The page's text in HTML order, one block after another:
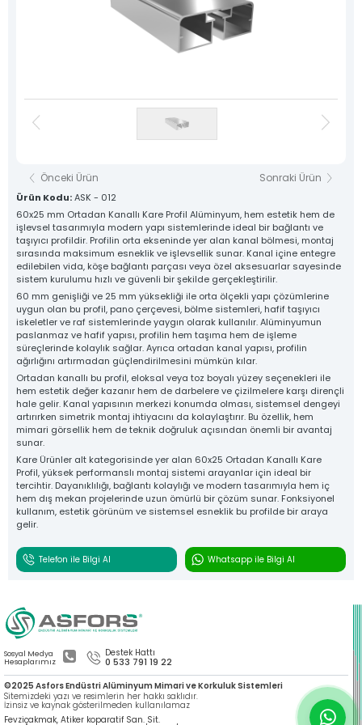
Yuvarlak Sistem Yardımcı Sistem
Lama Sistem Tüm Ürünlerimiz
Asfors Endüstri Alüminyum Mimari ve Korkuluk Sistemleri'ne ait olup izinsiz kullanımı hukuki yaptırıma tabidir.
Önceki Ürün Sonraki Ürün
Ürün Kodu:ASK - 012
60x25 mm Ortadan Kanallı Kare Profil Alüminyum, hem estetik hem de
işlevsel tasarımıyla modern yapı sistemlerinde ideal bir bağlantı ve
taşıyıcı profildir. Profilin orta ekseninde yer alan kanal bölmesi, montaj
sırasında maksimum esneklik ve işlevsellik sunar. Kanal içine entegre
edilebilen vida, köşe bağlantı parçası veya özel aksesuarlar sayesinde
sistem kurulumu hızlı ve güvenli bir şekilde gerçekleştirilir.
60 mm genişliği ve 25 mm yüksekliği ile orta ölçekli yapı çözümlerine
uygun olan bu profil, pano çerçevesi, bölme sistemleri, hafif taşıyıcı
iskeletler ve raf sistemlerinde yaygın olarak kullanılır. Alüminyumun
paslanmaz ve hafif yapısı, profilin hem taşıma hem de işleme
süreçlerinde kolaylık sağlar. Ayrıca ortadan kanal yapısı, profilin
ağırlığını artırmadan güçlendirilmesini mümkün kılar.
Ortadan kanallı bu profil, eloksal veya toz boyalı yüzey seçenekleri ile
hem estetik değer kazanır hem de darbelere ve çizilmelere karşı dirençli
hale gelir. Kanal yapısının merkezi konumda olması, sistemsel dengeyi
artırırken simetrik montaj ihtiyacını da kolaylaştırır. Bu özellik, hem
mimari görsellik hem de teknik doğruluk açısından önemli bir avantaj
sunar.
Kare Ürünler alt kategorisinde yer alan 60x25 Ortadan Kanallı Kare
Profil, yüksek performanslı montaj sistemi arayanlar için ideal bir
tercihtir. Dayanıklılığı, bağlantı kolaylığı ve modern tasarımıyla hem iç
hem dış mekan projelerinde uzun ömürlü bir çözüm sunar. Fonksiyonel
kullanım, estetik görünüm ve sistemsel esneklik bu profilde bir araya
gelir.
Telefon ile Bilgi Al Whatsapp ile Bilgi Al
Sosyal Medya
Hesaplarımız
Destek Hattı
0 533 791 19 22
©2025 Asfors Endüstri Alüminyum Mimari ve Korkuluk Sistemleri
Sitemizdeki yazı ve resimlerin her hakkı saklıdır.
İzinsiz ve kaynak gösterilmeden kullanılamaz
Fevziçakmak, Atiker koparatif San. Sit.